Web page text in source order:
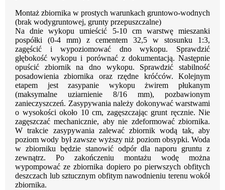
Montaż zbiornika w prostych warunkach gruntowo-wodnych
(brak wodygruntowej, grunty przepuszczalne)
Na dnie wykopu umieścić 5-10 cm warstwę mieszanki
pospółki (0-4 mm) z cementem 32,5 w stosunku 1:3,
zagęścić i wypoziomować dno wykopu. Sprawdzić
głębokość wykopui porównać z dokumentacją. Następnie
opuścić zbiornik na dno wykopu. Sprawdzić stabilność
posadowienia zbiornika oraz rzędne króćców. Kolejnym
etapem
jest zasypanie wykopu żwirem
płukanym
(maksymalne
uziarnienie 8/16 mm), pozbawionym
zanieczyszczeń. Zasypywania należy dokonywać warstwami
o wysokości około 10 cm, zagęszczając grunt ręcznie. Nie
zagęszczać mechanicznie, abynie zdeformować zbiornika.
W trakcie zasypywania zalewać zbiornik wodą tak, aby
poziom wody był zawsze wyższy niż poziom obsypki. Woda
w zbiorniku będzie stanowić odpór dla naporu gruntu z
zewnątrz. Po zakończeniu montażu wodę można
wypompować ze zbiornika dopiero po pierwszych obfitych
deszczach lub sztucznym obfitym nawodnieniu terenu wokół
zbiornika.